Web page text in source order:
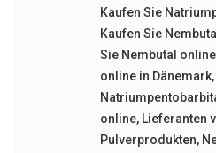
Kaufen Sie
Kaufen Sie
Sie Nembutal online
online in Dänemark,
online, Lieferanten
Pulverprodukten,